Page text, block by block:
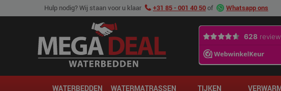
Hulp nodig? Wij staan voor u klaar +31 85 - 001 40 50of Whatsapp ons
WATERBEDDEN WATERMATRASSEN TIJKEN